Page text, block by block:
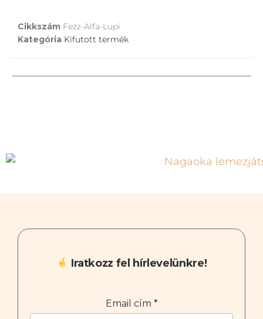
Cikkszám Fezz-Alfa-Lupi
Kategória Kifutott termék
Iratkozz fel hírlevelünkre!
Email cím *